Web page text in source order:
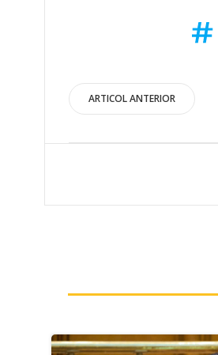
Post
ARTICOL ANTERIOR